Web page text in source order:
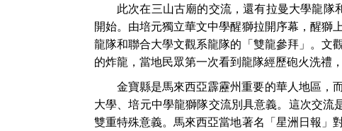
此次在三山古廟的交流，還有拉曼大學龍
開始。由培元獨立華文中學醒獅拉開序幕，醒獅
龍隊和聯合大學文觀系龍隊的「雙龍參拜」。文
的炸龍，當地民眾第一次看到龍隊經歷砲火洗禮，
金寶縣是馬來西亞霹靂州重要的華人地區，
大學、培元中學龍獅隊交流別具意義。這次交流
雙重特殊意義。馬來西亞當地著名「星洲日報」